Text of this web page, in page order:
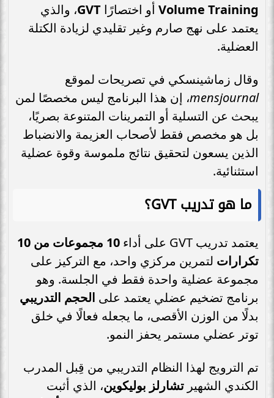
Volume Training أو اختصارًا GVT، والذي
يعتمد على نهج صارم وغير تقليدي لزيادة الكتلة
العضلية.
وقال زماشينسكي في تصريحات لموقع
mensjournal، إن هذا البرنامج ليس مخصصًا لمن
يبحث عن التسلية أو التمرينات المتنوعة بصريًا،
بل هو مخصص فقط لأصحاب العزيمة والانضباط
الذين يسعون لتحقيق نتائج ملموسة وقوة عضلية
استثنائية.
ما هو تدريب GVT؟
يعتمد تدريب GVT على أداء
10 مجموعات من 10
تكرارات لتمرين مركزي واحد، مع التركيز على
مجموعة عضلية واحدة فقط في الجلسة. وهو
برنامج تضخيم عضلي يعتمد على الحجم التدريبي
بدلًا من الوزن الأقصى، ما يجعله فعالًا في خلق
توتر عضلي مستمر يحفز النمو.
تم الترويج لهذا النظام التدريبي من قِبل المدرب
الكندي الشهير تشارلز بوليكوين، الذي أثبت